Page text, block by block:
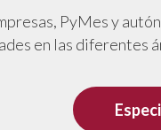
PyMes y
en las diferentes